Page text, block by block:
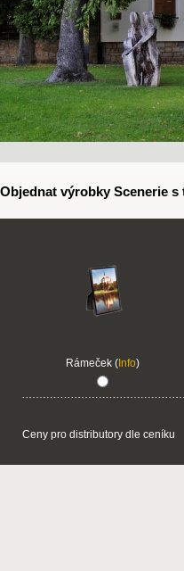
Objednat výrobky Scenerie
Rámeček (Info)
Ceny pro distributory dle ceníku